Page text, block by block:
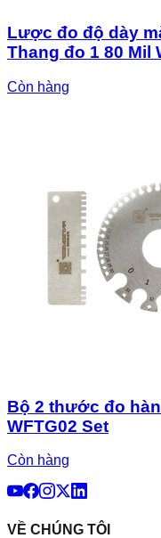
Lược đo độ dày
Thang đo 1 80 Mil
Còn hàng
Bộ 2 thước đo
WFTG02 Set
Còn hàng
VỀ CHÚNG TÔI